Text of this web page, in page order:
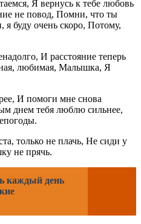
Я вернусь к тебе любовь
не повод, Помни, что ты
буду очень скоро, Потому,
И расстояние теперь
любимая, Малышка, Я
И помоги мне снова
днем тебя люблю сильнее,
только не плачь, Не сиди у
не прячь.
каждый день